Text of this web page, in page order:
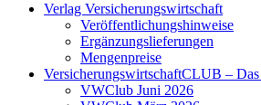
Verlag Versicherungswirtschaft
Veröffentlichungshinweise
Ergänzungslieferungen
Mengenpreise
VersicherungswirtschaftCLUB –
VWClub Juni 2026